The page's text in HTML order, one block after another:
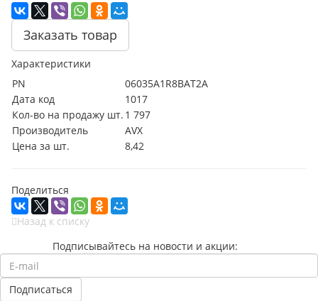
Заказать товар
Характеристики
PN
06035A1R8BAT2A
Дата код
1017
Кол-во на продажу шт. 1 797
Производитель
AVX
Цена за шт.
8,42
Поделиться
Назад к списку
Подписывайтесь на новости и акции: